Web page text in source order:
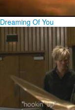
Dreaming Of You